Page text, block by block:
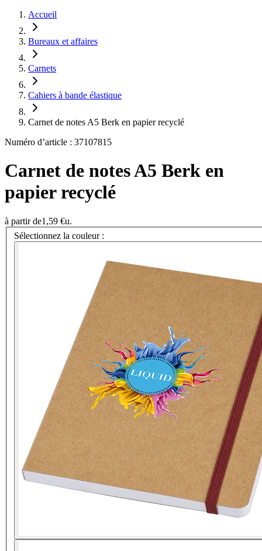
Accueil
Bureaux et affaires
Carnets
Cahiers à bande élastique
Carnet de notes A5 Berk en papier recyclé
Numéro d’article : 37107815
Carnet de notes A5 Berk en
papier recyclé
à partir de1,59 €u.
Sélectionnez la couleur :